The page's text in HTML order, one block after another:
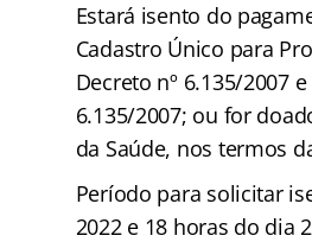
Estará isento do
Cadastro Único para
Decreto nº 6.135/2007
6.135/2007; ou for
da Saúde, nos termos
Período para solicitar
2022 e 18 horas do dia